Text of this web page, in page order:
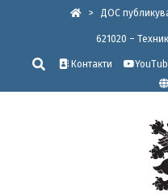
> ДОС
621020 –
Търсене
Контакти